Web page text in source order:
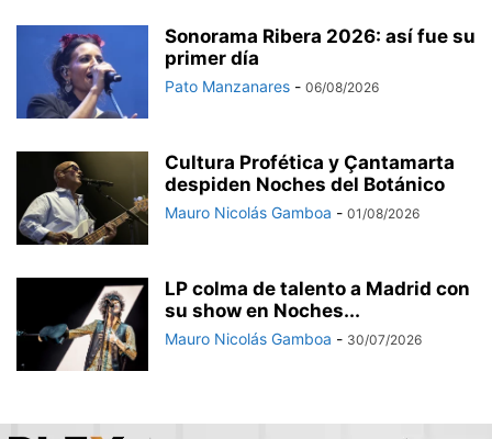
Sonorama Ribera 2026: así fue su
primer día
Pato Manzanares - 06/08/2026
Cultura Profética y Çantamarta
despiden Noches del Botánico
Mauro Nicolás Gamboa - 01/08/2026
LP colma de talento a Madrid con
su show en Noches...
Mauro Nicolás Gamboa - 30/07/2026